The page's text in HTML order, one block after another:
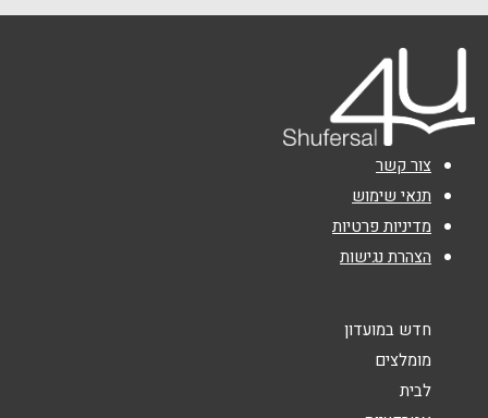
טלפון*
אימייל *
נושא*
אנא חזרו אלי בקשר ל...
הודעה*
צור קשר
תנאי שימוש
מדיניות פרטיות
הצהרת נגישות
חדש במועדון
מומלצים
לבית